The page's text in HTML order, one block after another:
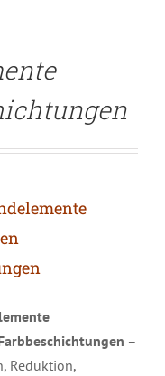
–
Reduktion,